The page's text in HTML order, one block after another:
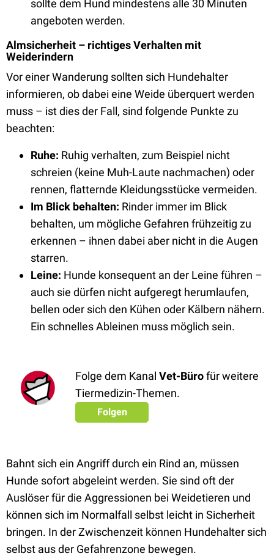
sollte dem Hund mindestens alle 30 Minuten
angeboten werden.
Almsicherheit – richtiges Verhalten mit
Weiderindern
Vor einer Wanderung sollten sich Hundehalter
informieren, ob dabei eine Weide überquert werden
muss – ist dies der Fall, sind folgende Punkte zu
beachten:
Ruhe: Ruhig verhalten, zum Beispiel nicht
schreien (keine Muh-Laute nachmachen) oder
rennen, flatternde Kleidungsstücke vermeiden.
Im Blick behalten: Rinder immer im Blick
behalten, um mögliche Gefahren frühzeitig zu
erkennen – ihnen dabei aber nicht in die Augen
starren.
Leine: Hunde konsequent an der Leine führen –
auch sie dürfen nicht aufgeregt herumlaufen,
bellen oder sich den Kühen oder Kälbern nähern.
Ein schnelles Ableinen muss möglich sein.
Folge dem Kanal Vet-Bürofür weitere
Tiermedizin-Themen.
Folgen
Bahnt sich ein Angriff durch ein Rind an, müssen
Hunde sofort abgeleint werden. Sie sind oft der
Auslöser für die Aggressionen bei Weidetieren und
können sich im Normalfall selbst leicht in Sicherheit
bringen. In der Zwischenzeit können Hundehalter sich
selbst aus der Gefahrenzone bewegen.